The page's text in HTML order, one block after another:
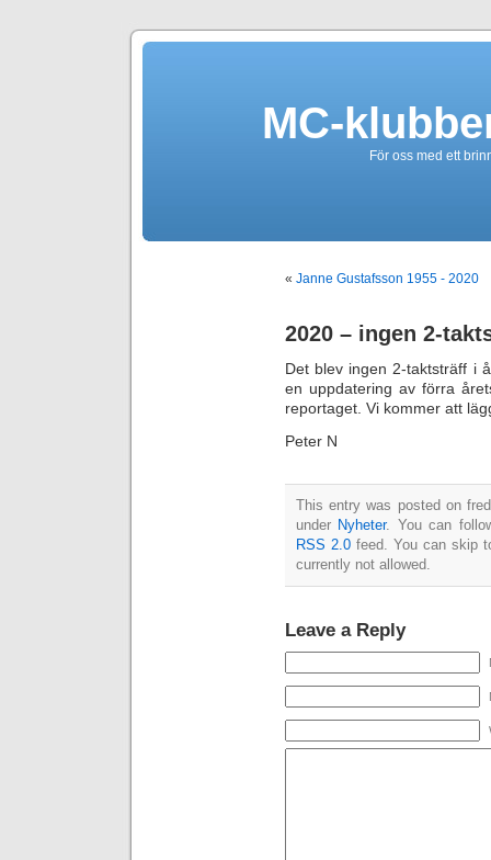
MC-
För oss med ett
« Janne Gustafsson 1955 - 2020
2020 – ingen 2-
Det blev ingen 2-taktsträff i
en uppdatering av förra
reportaget. Vi kommer att
Peter N
This entry was posted on
under Nyheter. You can
RSS 2.0 feed. You can skip
currently not allowed.
Leave a Reply